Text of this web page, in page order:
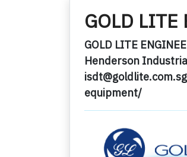
GOLD LITE
GOLD LITE
Henderson
equipment/